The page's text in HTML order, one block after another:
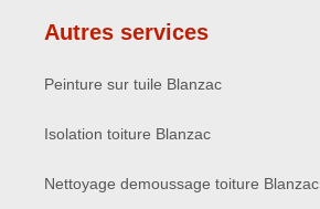
Autres services
Peinture sur tuile Blanzac
Isolation toiture Blanzac
Nettoyage demoussage toiture Blanzac